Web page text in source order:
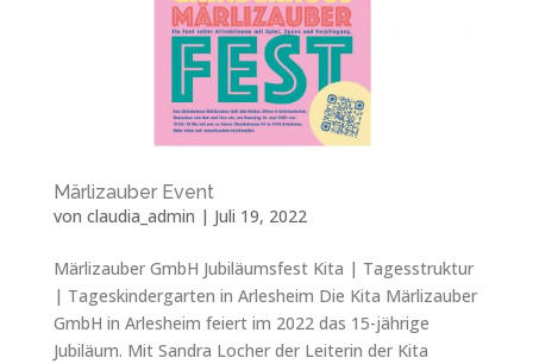
Märlizauber Event
von claudia_admin | Juli 19, 2022
Märlizauber GmbH Jubiläumsfest Kita | Tagesstruktur
| Tageskindergarten in Arlesheim Die Kita Märlizauber
GmbH in Arlesheim feiert im 2022 das 15-jährige
Jubiläum. Mit Sandra Locher der Leiterin der Kita